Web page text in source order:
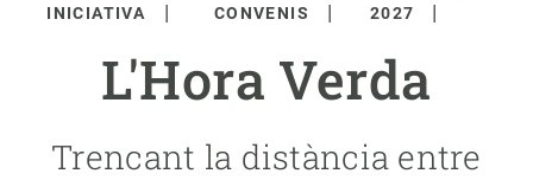
INICIATIVA
CONVENIS
2027
L'Hora Verda
Trencant la distància entre
menu
CIÈNCIA EN ACCIÓ
UNEIX-TE A NOSALTRES